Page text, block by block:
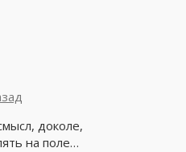
доколе,
на поле…